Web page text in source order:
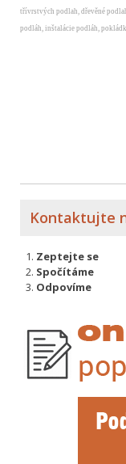
třívrstvých podlah, dřevěné
podláh, inštalácie podláh,
Kontaktujte
Zeptejte se
Spočítáme
Odpovíme